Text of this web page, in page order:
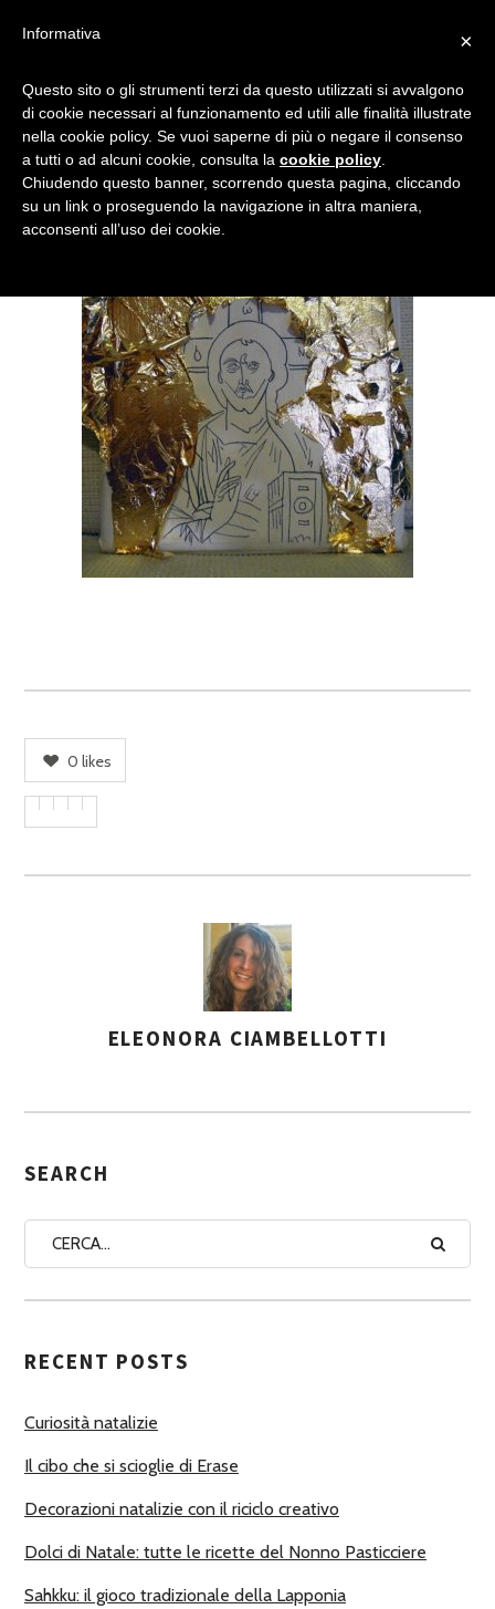
ICONA-SACRA-DORATURA
0 likes
S
G
A
U
O
I
ELEONORA CIAMBELLOTTI
SEARCH
RECENT POSTS
Curiosità natalizie
Il cibo che si scioglie di Erase
Decorazioni natalizie con il riciclo creativo
Dolci di Natale: tutte le ricette del Nonno Pasticciere
Sahkku: il gioco tradizionale della Lapponia
×
Informativa
Questo sito o gli strumenti terzi da questo utilizzati si avvalgono
di cookie necessari al funzionamento ed utili alle finalità illustrate
nella cookie policy. Se vuoi saperne di più o negare il consenso
a tutti o ad alcuni cookie, consulta la cookie policy
Chiudendo questo banner, scorrendo questa pagina, cliccando
su un link o proseguendo la navigazione in altra maniera,
acconsenti all’uso dei cookie.